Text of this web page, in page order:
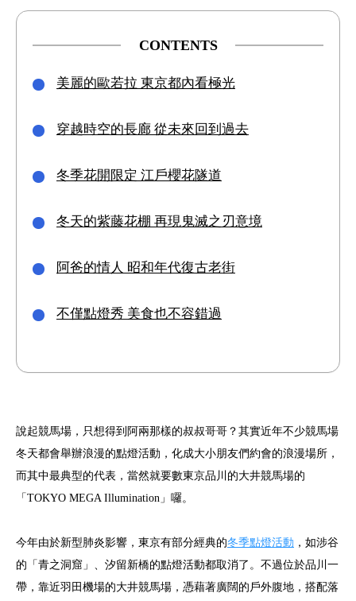
CONTENTS
美麗的歐若拉 東京都內看極光
穿越時空的長廊 從未來回到過去
冬季花開限定 江戶櫻花隧道
冬天的紫藤花棚 再現鬼滅之刃意境
阿爸的情人 昭和年代復古老街
不僅點燈秀 美食也不容錯過
說起競馬場，只想得到阿兩那樣的叔叔哥哥？其實近年不少競馬場
冬天都會舉辦浪漫的點燈活動，化成大小朋友們約會的浪漫場所，
而其中最典型的代表，當然就要數東京品川的大井競馬場的
「TOKYO MEGA Illumination」囉。
今年由於新型肺炎影響，東京有部分經典的冬季點燈活動 ，如涉谷
的「青之洞窟」、汐留新橋的點燈活動都取消了。不過位於品川一
帶，靠近羽田機場的大井競馬場，憑藉著廣闊的戶外腹地，搭配落